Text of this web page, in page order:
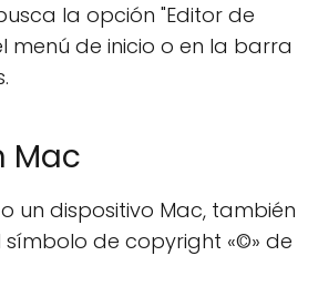
la opción "Editor de
menú de inicio o en la barra
Mac
un dispositivo Mac, también
de copyright «©» de